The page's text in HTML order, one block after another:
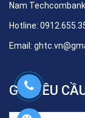
Nam
Hotline:
Email:
GỬI YÊU